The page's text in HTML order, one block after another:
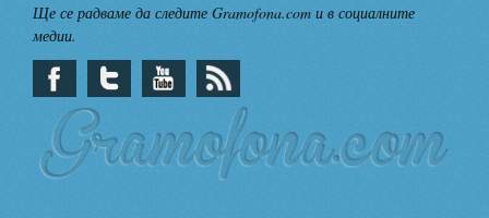
Ще се радваме да следите Gramofona.com и в социалните
медии.